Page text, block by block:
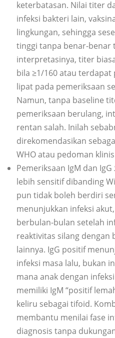
keterbatasan. Nilai titer
infeksi bakteri lain,
lingkungan, sehingga
tinggi tanpa benar-benar
interpretasinya, titer
bila ≥1/160 atau
lipat pada pemeriksaan
Namun, tanpa baseline
pemeriksaan berulang,
rentan salah. Inilah
direkomendasikan
WHO atau pedoman
Pemeriksaan IgM dan IgG
lebih sensitif dibanding
pun tidak boleh berdiri
menunjukkan infeksi
berbulan-bulan setelah
reaktivitas silang dengan
lainnya. IgG positif
infeksi masa lalu, bukan
mana anak dengan
memiliki IgM “positif
keliru sebagai tifoid.
membantu menilai fase
diagnosis tanpa